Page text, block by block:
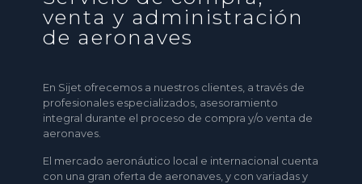
venta y administración
de aeronaves
En Sijet ofrecemos a nuestros clientes, a través de
profesionales especializados, asesoramiento
integral durante el proceso de compra y/o venta de
aeronaves.
El mercado aeronáutico local e internacional cuenta
con una gran oferta de aeronaves, y con variadas y